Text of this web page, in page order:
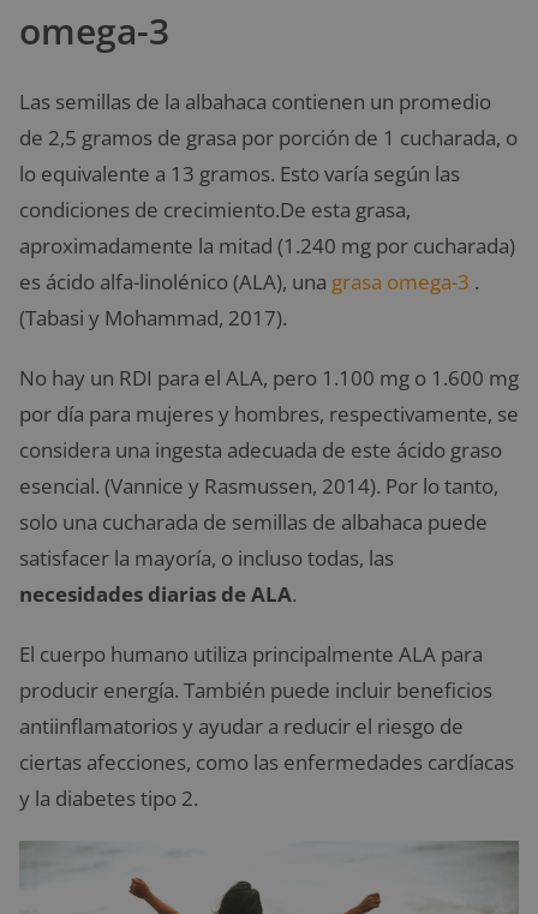
omega-3
Las semillas de la albahaca contienen un promedio
de 2,5 gramos de grasa por porción de 1 cucharada, o
lo equivalente a 13 gramos. Esto varía según las
condiciones de crecimiento.De esta grasa,
aproximadamente la mitad (1.240 mg por cucharada)
es ácido alfa-linolénico (ALA), una grasa omega-3 .
(Tabasi y Mohammad, 2017).
No hay un RDI para el ALA, pero 1.100 mg o 1.600 mg
por día para mujeres y hombres, respectivamente, se
considera una ingesta adecuada de este ácido graso
esencial. (Vannice y Rasmussen, 2014). Por lo tanto,
solo una cucharada de semillas de albahaca puede
satisfacer la mayoría, o incluso todas, las
necesidades diarias de ALA.
El cuerpo humano utiliza principalmente ALA para
producir energía. También puede incluir beneficios
antiinflamatorios y ayudar a reducir el riesgo de
ciertas afecciones, como las enfermedades cardíacas
y la diabetes tipo 2.